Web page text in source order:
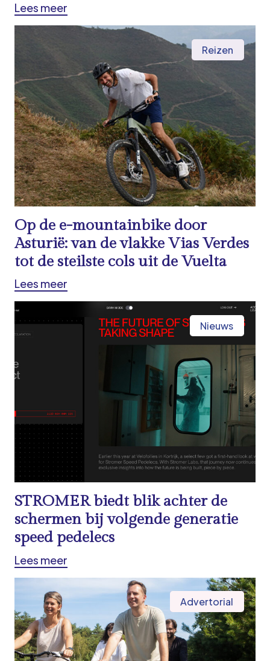
Lees meer
Reizen
Op de e-mountainbike door
Asturië: van de vlakke Vias Verdes
tot de steilste cols uit de Vuelta
Lees meer
Nieuws
STROMER biedt blik achter de
schermen bij volgende generatie
speed pedelecs
Lees meer
Advertorial